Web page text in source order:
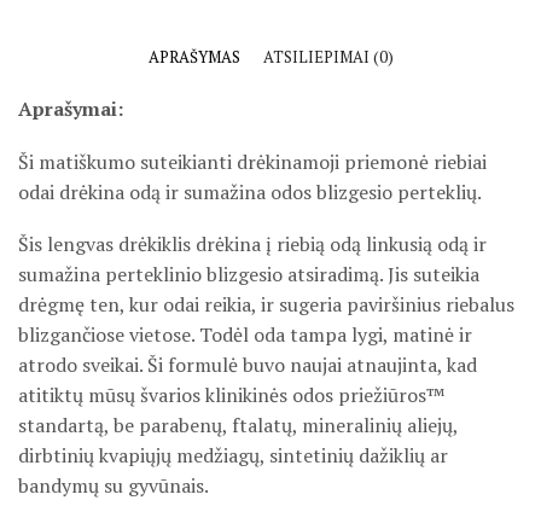
APRAŠYMAS ATSILIEPIMAI (0)
Aprašymai:
Ši matiškumo suteikianti drėkinamoji priemonė riebiai
odai drėkina odą ir sumažina odos blizgesio perteklių.
Šis lengvas drėkiklis drėkina į riebią odą linkusią odą ir
sumažina perteklinio blizgesio atsiradimą. Jis suteikia
drėgmę ten, kur odai reikia, ir sugeria paviršinius riebalus
blizgančiose vietose. Todėl oda tampa lygi, matinė ir
atrodo sveikai. Ši formulė buvo naujai atnaujinta, kad
atitiktų mūsų švarios klinikinės odos priežiūros™
standartą, be parabenų, ftalatų, mineralinių aliejų,
dirbtinių kvapiųjų medžiagų, sintetinių dažiklių ar
bandymų su gyvūnais.